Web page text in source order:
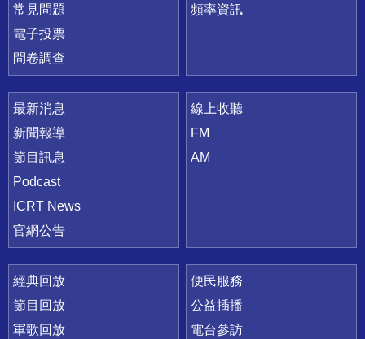
常見問題
電子投票
問卷調查
頻率資訊
最新消息
新聞報導
節目訊息
Podcast
ICRT News
官網公告
線上收聽
FM
AM
經典回放
節目回放
軍歌回放
便民服務
公益插播
電台參訪